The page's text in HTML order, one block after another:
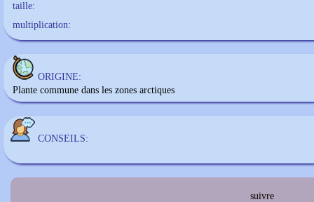
taille:
multiplication:
ORIGINE:
Plante commune dans les zones arctiques
CONSEILS:
suivre